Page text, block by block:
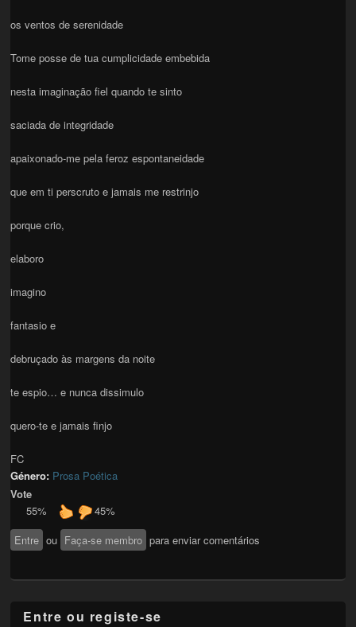
os ventos de serenidade
Tome posse de tua cumplicidade embebida
nesta imaginação fiel quando te sinto
saciada de integridade
apaixonado-me pela feroz espontaneidade
que em ti perscruto e jamais me restrinjo
porque crio,
elaboro
imagino
fantasio e
debruçado às margens da noite
te espio… e nunca dissimulo
quero-te e jamais finjo
FC
Género: Prosa Poética
Vote
55%
45%
Entre ou Faça-se membro para enviar comentários
Entre ou registe-se